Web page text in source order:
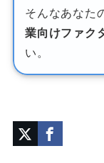
そんなあなた
業向けファク
い。